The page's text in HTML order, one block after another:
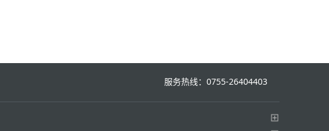
服务热线：0755-26404403